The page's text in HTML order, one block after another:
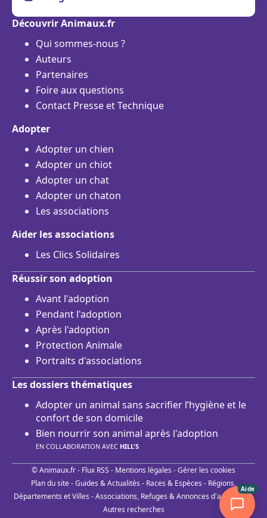
Découvrir Animaux.fr
Qui sommes-nous ?
Auteurs
Partenaires
Foire aux questions
Contact Presse et Technique
Adopter
Adopter un chien
Adopter un chiot
Adopter un chat
Adopter un chaton
Les associations
Aider les associations
Les Clics Solidaires
Réussir son adoption
Avant l'adoption
Pendant l'adoption
Après l'adoption
Protection Animale
Portraits d'associations
Les dossiers thématiques
Adopter un animal sans sacrifier l’hygiène et le
confort de son domicile
Bien nourrir son animal après l'adoption
EN COLLABORATION AVEC HILL'S
© Animaux.fr - Flux RSS - Mentions légales -Gérer les cookies
Plan du site-Guides & Actualités - Races & Espèces - Régions,
Départements et Villes -Associations, Refuges & Annonces d'adoptions-
Autres recherches
Aide